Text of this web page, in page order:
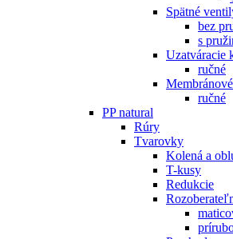
Spätné
bez
s
Uzatváracie
ručné
ručné
PP natural
Rúry
Tvarovky
Kolená a
T-kusy
Redukcie